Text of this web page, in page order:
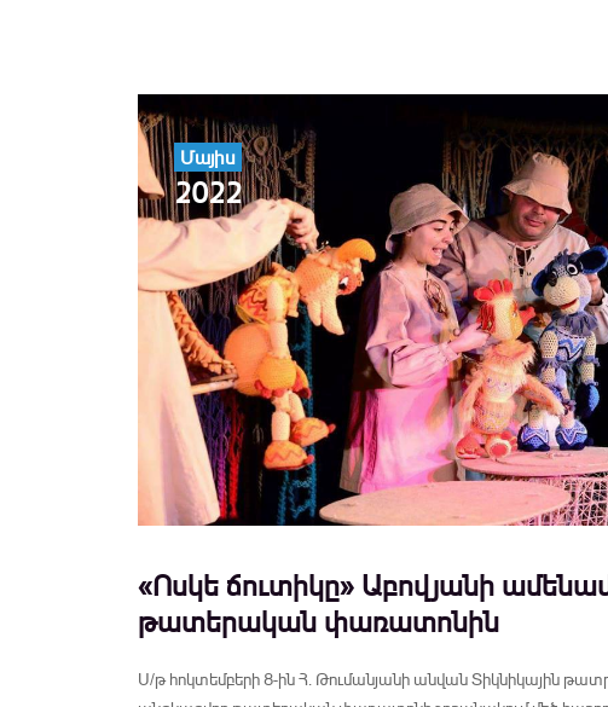
Մայիս
2022
«Ոսկե ճուտիկը» Աբովյանի
թատերական փառատոնին
Ս/թ հոկտեմբերի 8-ին Հ. Թումանյանի անվան Տիկնիկային